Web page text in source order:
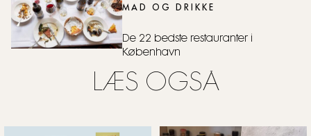
MAD OG DRIKKE
De 22 bedste restauranter i
København
LÆS OGSÅ